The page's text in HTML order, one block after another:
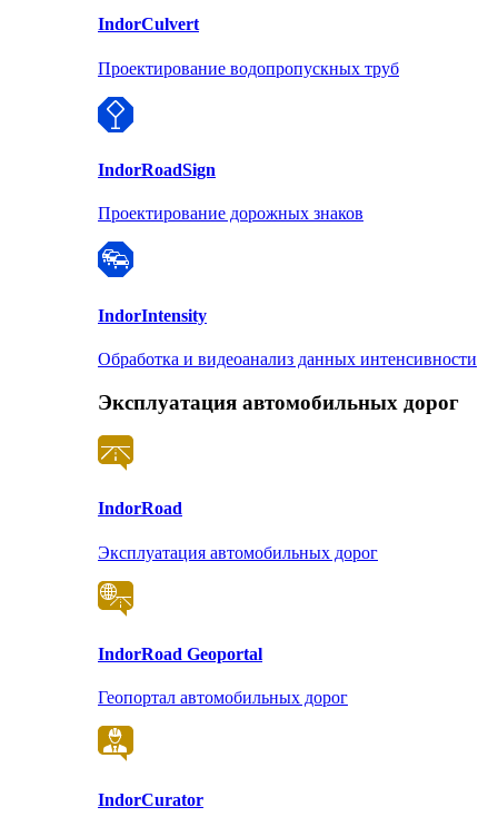
IndorCulvert
Проектирование водопропускных труб
IndorRoadSign
Проектирование дорожных знаков
IndorIntensity
Обработка и видеоанализ данных интенсивности
Эксплуатация автомобильных дорог
IndorRoad
Эксплуатация автомобильных дорог
IndorRoad Geoportal
Геопортал автомобильных дорог
IndorCurator